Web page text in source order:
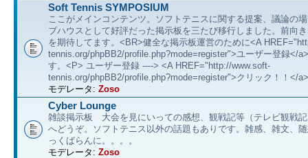
Soft Tennis SYMPOSIUM
ここがメインコンテンツ。ソフトテニスに関する提案、議論の
ブハウスとして好評だった掲示板を三たび移行しました。前向
を期待してます。<BR>健全な掲示板運営のために<A
tennis.org/phpBB2/profile.php?mode=register">ユーザー登録</
す。<P> ユーザー登録 ----> <A HREF="http://www.soft-
tennis.org/phpBB2/profile.php?mode=register">クリック！！</a>
モデレータ: Zoso
Cyber Lounge
雑談掲示板 大会を見にいっての感想、観戦記等（テレビ観戦
へどうぞ。ソフトテニス以外の話題もありです。雑感、雑文、
っくばらんに。。。。
モデレータ: Zoso